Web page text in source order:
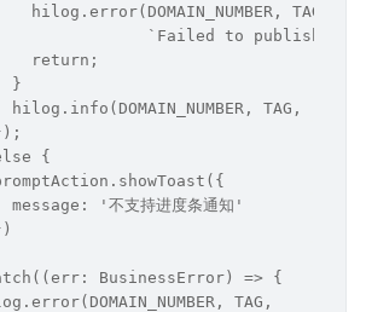
hilog.error(DOMAIN_NUMBER, TAG,
`Failed to publish
return;
}
hilog.info(DOMAIN_NUMBER, TAG,
{
'不支持进度条通知'
BusinessError) => {
TAG,